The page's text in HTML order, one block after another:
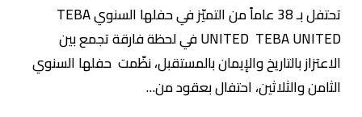
تحتفل بـ 38 عاماً من التميّز في حفلها السنوي TEBA
UNITED TEBA UNITED في لحظة فارقة تجمع بين
الاعتزاز بالتاريخ والإيمان بالمستقبل، نظّمت حفلها السنوي
الثامن والثلاثين، احتفال بعقود من…